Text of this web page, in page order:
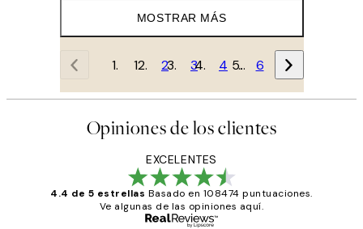
MOSTRAR MÁS
1 2 3 4 … 6
Opiniones de los clientes
EXCELENTES
4.4 de 5 estrellas Basado en 108474 puntuaciones.
Ve algunas de las opiniones aquí.